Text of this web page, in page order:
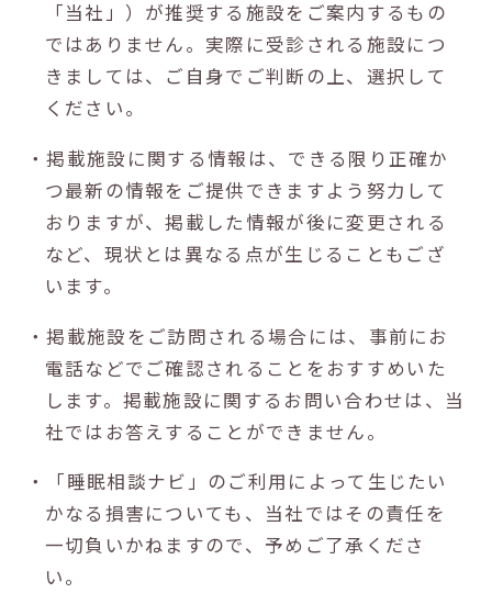
「当社」）が推奨する施設をご案内するもの
ではありません。実際に受診される施設につ
きましては、ご自身でご判断の上、選択して
ください。
・掲載施設に関する情報は、できる限り正確か
つ最新の情報をご提供できますよう努力して
おりますが、掲載した情報が後に変更される
など、現状とは異なる点が生じることもござ
います。
・掲載施設をご訪問される場合には、事前にお
電話などでご確認されることをおすすめいた
します。掲載施設に関するお問い合わせは、当
社ではお答えすることができません。
・「睡眠相談ナビ」のご利用によって生じたい
かなる損害についても、当社ではその責任を
一切負いかねますので、予めご了承くださ
い。